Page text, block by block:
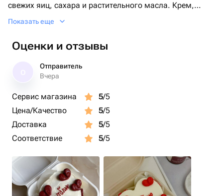
свежих яиц, сахара и растительного масла. Крем,
приготовленный на основе крем-чиза и дополнен
дополнение к кофе или чаю, которое внесет воздушные
нотки на любой праздник или повседневный ужин. При
заказе укажите какую ягодную начинку вы желаете,
либо мы делаем по умолчанию какая будет в наличии.
В комплект к бенто идет ложечка и свечка!
К тортику можно добавить открытку (в доп товарах
Показать еще
Оценки и отзывы
Отправитель
Вчера
Сервис магазина 5/5
Цена/Качество
5/5
Доставка
5/5
Соответствие
5/5